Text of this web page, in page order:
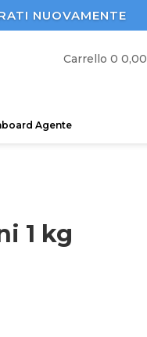
NUOVAMENTE
Carrello 0 0,00
Agente
1 kg